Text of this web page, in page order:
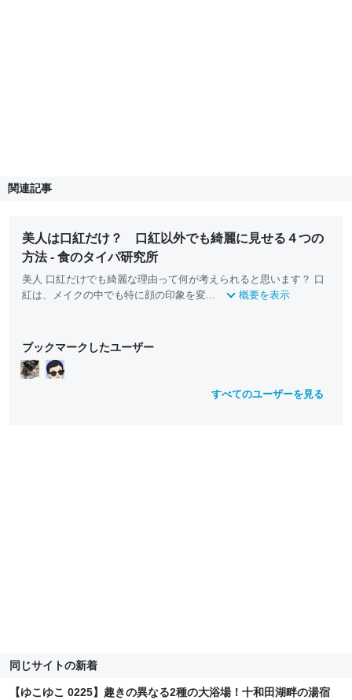
関連記事
美人は口紅だけ？ 口紅以外でも綺麗に見せる４つの
方法 - 食のタイパ研究所
美人 口紅だけでも綺麗な理由って何が考えられると思います？ 口
紅は、メイクの中でも特に顔の印象を変...
概要を表示
ブックマークしたユーザー
すべてのユーザーを見る
同じサイトの新着
【ゆこゆこ 0225】趣きの異なる2種の大浴場！十和田湖畔の湯宿